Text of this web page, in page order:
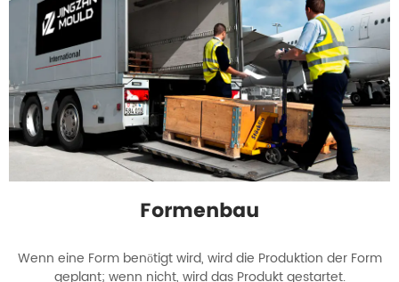
Formenbau
Wenn eine Form benötigt wird, wird die Produktion der Form
geplant; wenn nicht, wird das Produkt gestartet.